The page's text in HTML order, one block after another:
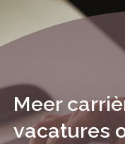
Meer
vacatures